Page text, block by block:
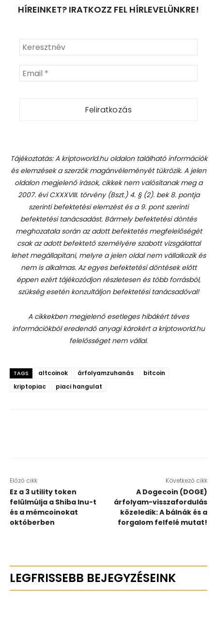
HÍREINKET? IRATKOZZ FEL HÍRLEVELÜNKRE!
Tájékoztatás: A kriptoworld.hu oldalon található információk
és elemzések a szerzők magánvéleményét tükrözik. A jelen
oldalon megjelenő írások, cikkek nem valósítanak meg a
2007. évi CXXXVIII. törvény (Bszt.) 4. § (2). bek 8. pontja
szerinti befektetési elemzést és a 9. pont szerinti
befektetési tanácsadást. Bármely befektetési döntés
meghozatala során az adott befektetés megfelelőségét
csak az adott befektető személyére szabott vizsgálattal
lehet megállapítani, melyre a jelen oldal nem vállalkozik és
nem is alkalmas. Az egyes befektetési döntések előtt
éppen ezért tájékozódjon részletesen és több forrásból,
szükség esetén konzultáljon befektetési tanácsadóval!
A cikkekben megjelenő esetleges hibákért téves
információkból eredendő anyagi károkért a kriptoworld.hu
felelősséget nem vállal.
TAGS altcoinok árfolyamzuhanás
bitcoin
kriptopiac
piaci hangulat
Előző cikk
Ez a 3 utility token
felülmúlja a Shiba Inu-t
és a mémcoinokat
októberben
Következő cikk
A Dogecoin (DOGE)
árfolyam-visszafordulás
közeledik: A bálnák és a
forgalom felfelé mutat!
LEGFRISSEBB BEJEGYZÉSEINK